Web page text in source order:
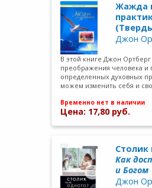
Жажда
Джон
В этой книге Джон Ортберг
преображения человека и
определенных духовных
можем изменить себя и
Временно нет в наличии
Цена: 17,80 руб.
Столик
Как
и Богом
Джон